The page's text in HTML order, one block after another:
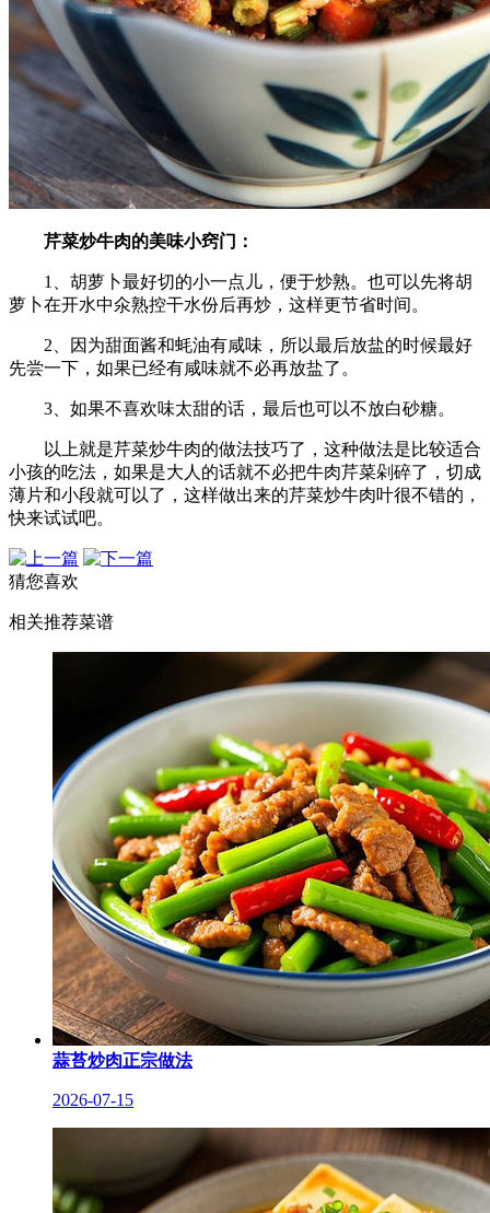
芹菜炒牛肉的美味小窍门：
1、胡萝卜最好切的小一点儿，便于炒熟。也可以先将胡
萝卜在开水中氽熟控干水份后再炒，这样更节省时间。
2、因为甜面酱和蚝油有咸味，所以最后放盐的时候最好
先尝一下，如果已经有咸味就不必再放盐了。
3、如果不喜欢味太甜的话，最后也可以不放白砂糖。
以上就是芹菜炒牛肉的做法技巧了，这种做法是比较适合
小孩的吃法，如果是大人的话就不必把牛肉芹菜剁碎了，切成
薄片和小段就可以了，这样做出来的芹菜炒牛肉叶很不错的，
快来试试吧。
猜您喜欢
相关推荐菜谱
蒜苔炒肉正宗做法
2026-07-15